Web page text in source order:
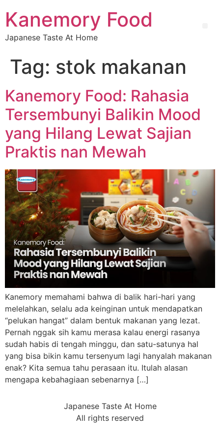
Kanemory Food
Japanese Taste At Home
Tag: stok makanan
Kanemory Food: Rahasia
Tersembunyi Balikin Mood
yang Hilang Lewat Sajian
Praktis nan Mewah
Kanemory memahami bahwa di balik hari-hari yang
melelahkan, selalu ada keinginan untuk mendapatkan
“pelukan hangat” dalam bentuk makanan yang lezat.
Pernah nggak sih kamu merasa kalau energi rasanya
sudah habis di tengah minggu, dan satu-satunya hal
yang bisa bikin kamu tersenyum lagi hanyalah makanan
enak? Kita semua tahu perasaan itu. Itulah alasan
mengapa kebahagiaan sebenarnya […]
Japanese Taste At Home
All rights reserved